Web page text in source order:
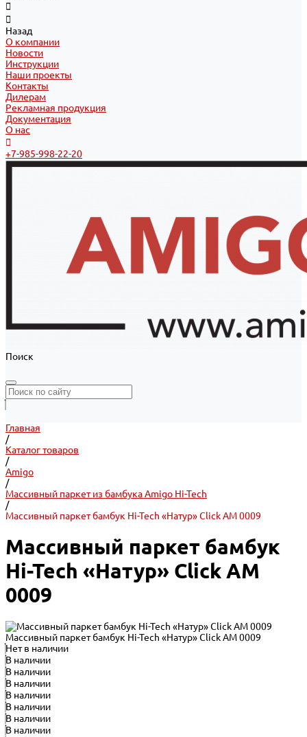
Назад
О компании
Новости
Инструкции
Наши проекты
Контакты
Дилерам
Рекламная продукция
Документация
О нас
+7-985-998-22-20
Поиск
Главная
/
Каталог товаров
/
Amigo
/
Массивный паркет из бамбука Amigo Hi-Tech
/
Массивный паркет бамбук Hi-Tech «Натур» Click АМ 0009
Массивный паркет бамбук
Hi-Tech «Натур» Click АМ
0009
Массивный паркет бамбук Hi-Tech «Натур» Click АМ 0009
Нет в наличии
В наличии
В наличии
В наличии
В наличии
В наличии
В наличии
В наличии